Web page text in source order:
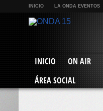
INICIO LA ONDA EVENTOS
INICIO ON AIR
ÁREA SOCIAL